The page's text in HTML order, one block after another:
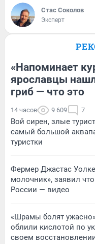
Стас Соколов
Эксперт
«Напоминает
ярославцы
гриб — что это
14 часов 9 609 7
Вой сирен, злые
самый большой
туристки
Фермер Джастас
молочник», заявил
России — видео
«Шрамы болят
облили кислотой по
своем